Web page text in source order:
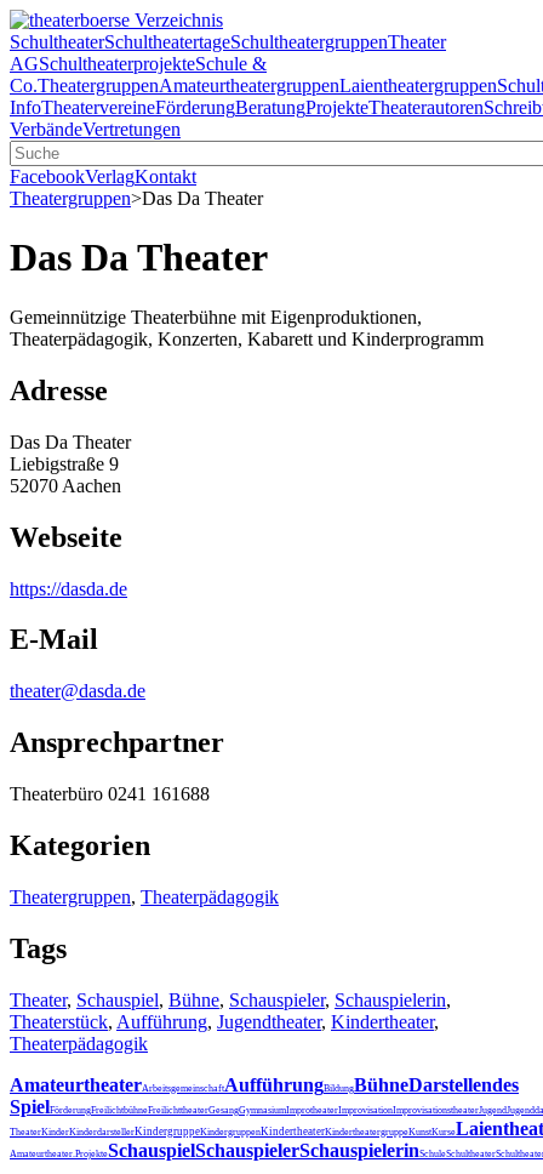
SchultheaterSchultheatertageSchultheatergruppenTheater
AGSchultheaterprojekteSchule &
Co.TheatergruppenAmateurtheatergruppenLaientheatergruppen
InfoTheatervereineFörderungBeratungProjekteTheaterautoren
VerbändeVertretungen
FacebookVerlagKontakt
Theatergruppen>Das Da Theater
Das Da Theater
Gemeinnützige Theaterbühne mit Eigenproduktionen,
Theaterpädagogik, Konzerten, Kabarett und Kinderprogramm
Adresse
Das Da Theater
Liebigstraße 9
52070 Aachen
Webseite
https://dasda.de
E-Mail
theater@dasda.de
Ansprechpartner
Theaterbüro 0241 161688
Kategorien
Theatergruppen, Theaterpädagogik
Tags
Theater, Schauspiel, Bühne, Schauspieler, Schauspielerin,
Theaterstück, Aufführung, Jugendtheater, Kindertheater,
Theaterpädagogik
AmateurtheaterArbeitsgemeinschaftAufführungBildungBühneDarstellendes
SpielFörderungFreilichtbühneFreilichttheaterGesangGymnasiumImprotheaterImprovisationImprovisationstheaterJugend
TheaterKinderKinderdarstellerKindergruppeKindergruppenKindertheaterKindertheatergruppeKunstKurse
Amateurtheater. ProjekteSchauspielSchauspielerSchauspielerinSchuleSchultheater